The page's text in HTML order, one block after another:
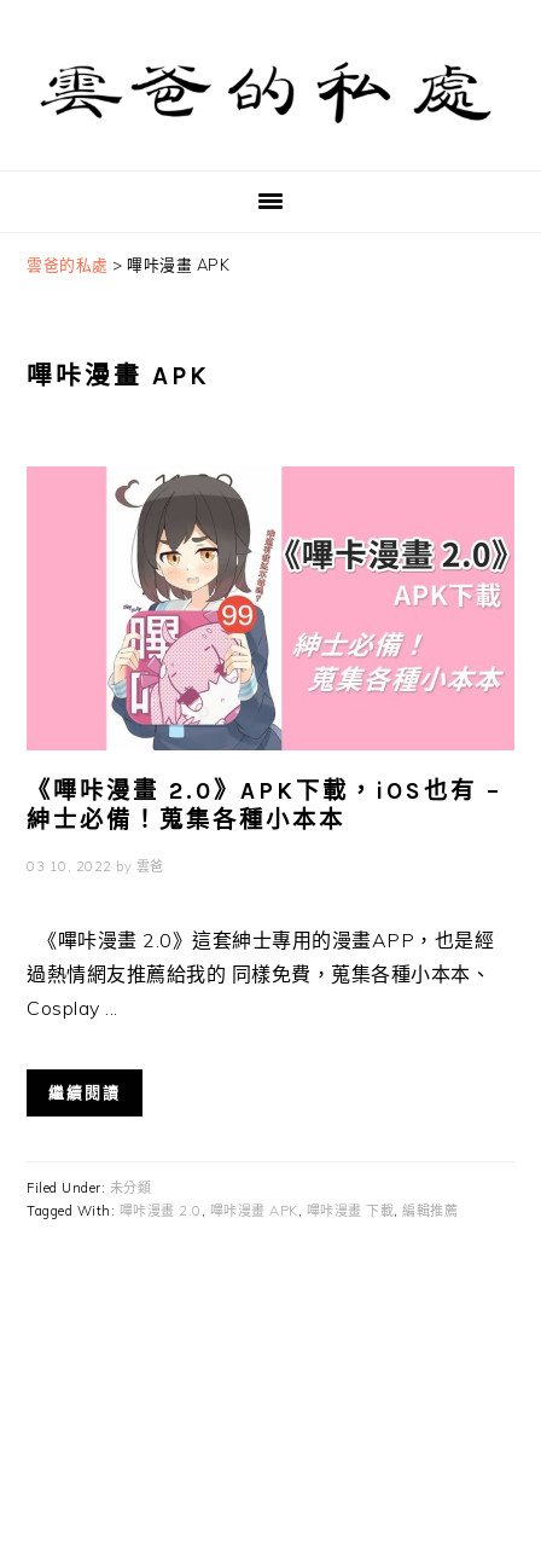
primary
navigation
content
primary
sidebar
雲爸的私處 > 嗶咔漫畫 APK
嗶咔漫畫 APK
《嗶咔漫畫 2.0》APK下載，iOS也有 –
紳士必備！蒐集各種小本本
03 10, 2022 by 雲爸
《嗶咔漫畫 2.0》這套紳士專用的漫畫APP，也是經
過熱情網友推薦給我的 同樣免費，蒐集各種小本本、
Cosplay ...
繼續閱讀
Filed Under: 未分類
Tagged With: 嗶咔漫畫 2.0 , 嗶咔漫畫 APK, 嗶咔漫畫 下載,編輯推薦